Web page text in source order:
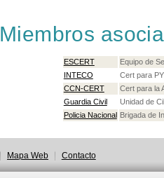
Miembros
ESCERT
Equipo de
INTECO
Cert para
CCN-CERT
Cert para la
Guardia Civil
Unidad de
Policia Nacional
Brigada de
Mapa Web Contacto